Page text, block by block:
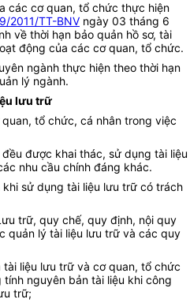
các cơ quan, tổ chức thực hiện
2011/TT-BNV ngày 03 tháng 6
về thời hạn bảo quản hồ sơ, tài
động của các cơ quan, tổ chức.
ngành thực hiện theo thời hạn
lý ngành.
lưu trữ
tổ chức, cá nhân trong việc
được khai thác, sử dụng tài liệu
nhu cầu chính đáng khác.
sử dụng tài liệu lưu trữ có trách
trữ, quy chế, quy định, nội quy
quản lý tài liệu lưu trữ và các quy
liệu lưu trữ và cơ quan, tổ chức
nguyên bản tài liệu khi công
trữ;